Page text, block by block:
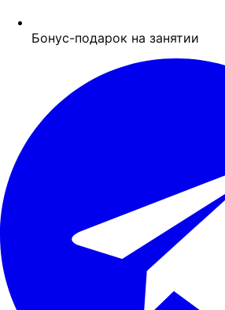
Бонус-подарок на занятии